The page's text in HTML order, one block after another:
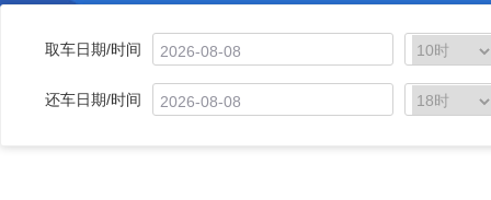
取车日期/时间
还车日期/时间